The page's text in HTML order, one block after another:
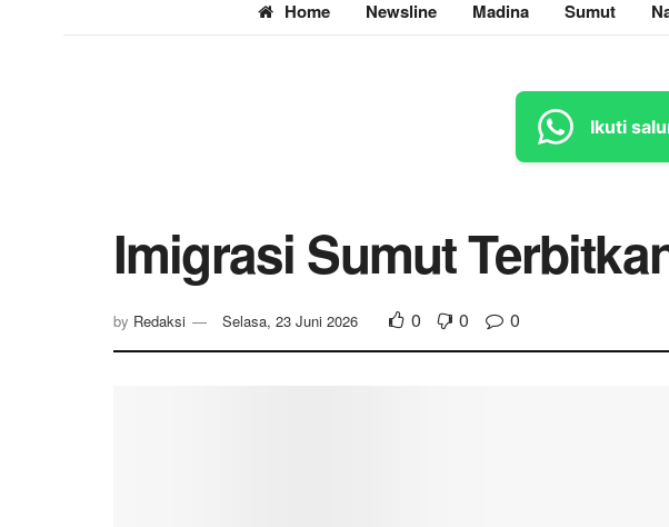
Home Newsline Madina Sumut
Ikuti
Imigrasi Sumut
by Redaksi Selasa, 23 Juni 2026 0 0 0